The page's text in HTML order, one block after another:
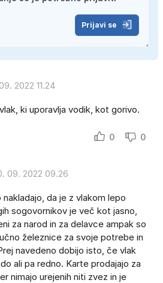
Prijavi se
2022 11.24
ki uporavlja vodik, kot gorivo.
0 0
09. 2022 09.26
da je z vlakom lepo
sogovornikov je več kot jasno,
za narod in za delavce ampak so
železnice za svoje potrebe in
navedeno dobijo isto, če vlak
ali pa redno. Karte prodajajo za
nimajo urejenih niti zvez in je